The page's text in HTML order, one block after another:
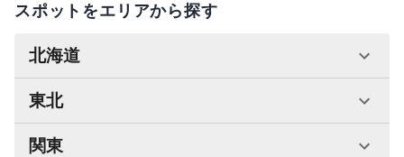
スポットをエリアから探す
北海道
東北
関東